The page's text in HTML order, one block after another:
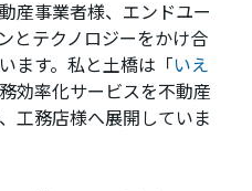
産事業者様、エンドユー
とテクノロジーをかけ合
ます。私と土橋は「いえ
効率化サービスを不動産
工務店様へ展開していま